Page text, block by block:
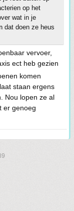
op het
wat in je
dat doen ze heus
vervoer,
ect heb gezien
komen
staan ergens
Nou lopen ze al
er genoeg